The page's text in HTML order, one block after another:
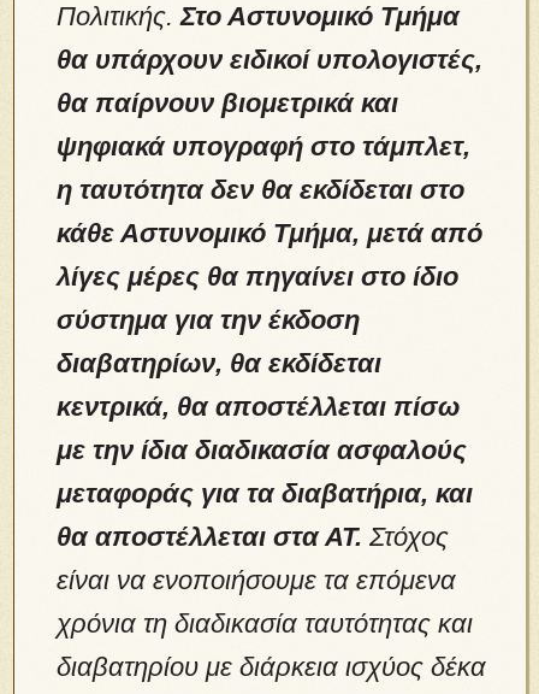
Πολιτικής.Στο Αστυνομικό Τμήμα
θα υπάρχουν ειδικοί υπολογιστές,
θα παίρνουν βιομετρικά και
ψηφιακά υπογραφή στο τάμπλετ,
η ταυτότητα δεν θα εκδίδεται στο
κάθε Αστυνομικό Τμήμα, μετά από
λίγες μέρες θα πηγαίνει στο ίδιο
σύστημα για την έκδοση
διαβατηρίων, θα εκδίδεται
κεντρικά, θα αποστέλλεται πίσω
με την ίδια διαδικασία ασφαλούς
μεταφοράς για τα διαβατήρια, και
θα αποστέλλεται στα ΑΤ.Στόχος
είναι να ενοποιήσουμε τα επόμενα
χρόνια τη διαδικασία ταυτότητας και
διαβατηρίου με διάρκεια ισχύος δέκα